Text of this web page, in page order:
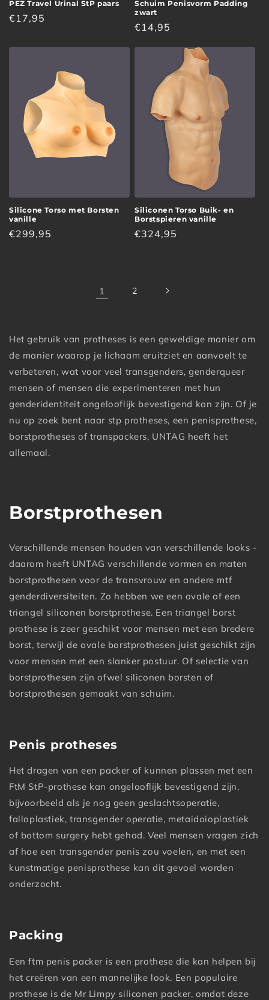
PEZ Travel Urinal StP paars
Normale
€17,95
Schuim Penisvorm Padding
zwart
Normale
€14,95
Silicone Torso met Borsten
vanille
Normale
€299,95
Siliconen Torso Buik- en
Borstspieren vanille
Normale
€324,95
1 2
Het gebruik van protheses is een geweldige manier om
de manier waarop je lichaam eruitziet en aanvoelt te
verbeteren, wat voor veel transgenders, genderqueer
mensen of mensen die experimenteren met hun
genderidentiteit ongelooflijk bevestigend kan zijn. Of je
nu op zoek bent naar stp protheses, een penisprothese,
borstprotheses of transpackers, UNTAG heeft het
allemaal.
Borstprothesen
Verschillende mensen houden van verschillende looks -
daarom heeft UNTAG verschillende vormen en maten
borstprothesen voor de transvrouw en andere mtf
genderdiversiteiten. Zo hebben we een ovale of een
triangel siliconen borstprothese. Een triangel borst
prothese is zeer geschikt voor mensen met een bredere
borst, terwijl de ovale borstprothesen juist geschikt zijn
voor mensen met een slanker postuur. Of selectie van
borstprothesen zijn ofwel siliconen borsten of
borstprothesen gemaakt van schuim.
Penis protheses
Het dragen van een packer of kunnen plassen met een
FtM StP-prothese kan ongelooflijk bevestigend zijn,
bijvoorbeeld als je nog geen geslachtsoperatie,
falloplastiek, transgender operatie, metaidoioplastiek
of bottom surgery hebt gehad. Veel mensen vragen zich
af hoe een transgender penis zou voelen, en met een
kunstmatige penisprothese kan dit gevoel worden
onderzocht.
Packing
Een ftm penis packer is een prothese die kan helpen bij
het creëren van een mannelijke look. Een populaire
prothese is de Mr Limpy siliconen packer, omdat deze